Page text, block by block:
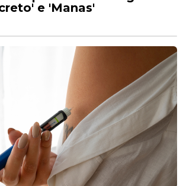
e 'Manas'